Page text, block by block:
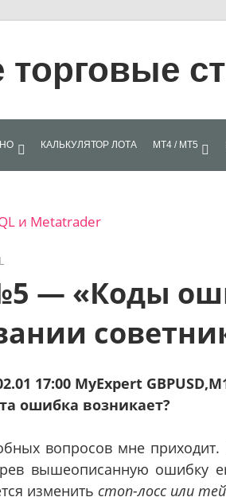
КАЛЬКУЛЯТОР ЛОТА МТ4 / МТ5
и Metatrader
— «Коды
17:00 MyExpert
ошибка возникает?
вопросов мне
вышеописанную ошибку
изменить стоп-лосс или